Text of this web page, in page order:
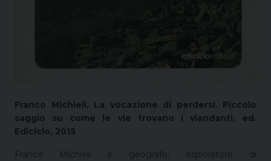
Franco Michieli, La vocazione di perdersi. Piccolo
saggio su come le vie trovano i viandanti, ed.
Ediciclo, 2015
Franco Michieli è geografo, esploratore di